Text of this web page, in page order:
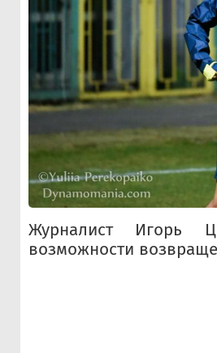
Журналист Игорь
возможности